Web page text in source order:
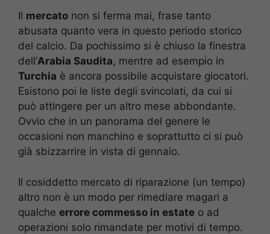
Il mercato non si ferma mai, frase tanto
abusata quanto vera in questo periodo storico
del calcio. Da pochissimo si è chiuso la finestra
dell’Arabia Saudita, mentre ad esempio in
Turchia è ancora possibile acquistare giocatori.
Esistono poi le liste degli svincolati, da cui si
può attingere per un altro mese abbondante.
Ovvio che in un panorama del genere le
occasioni non manchino e soprattutto ci si può
già sbizzarrire in vista di gennaio.
Il cosiddetto mercato di riparazione (un tempo)
altro non è un modo per rimediare magari a
qualche errore commesso in estate o ad
operazioni solo rimandate per motivi di tempo.